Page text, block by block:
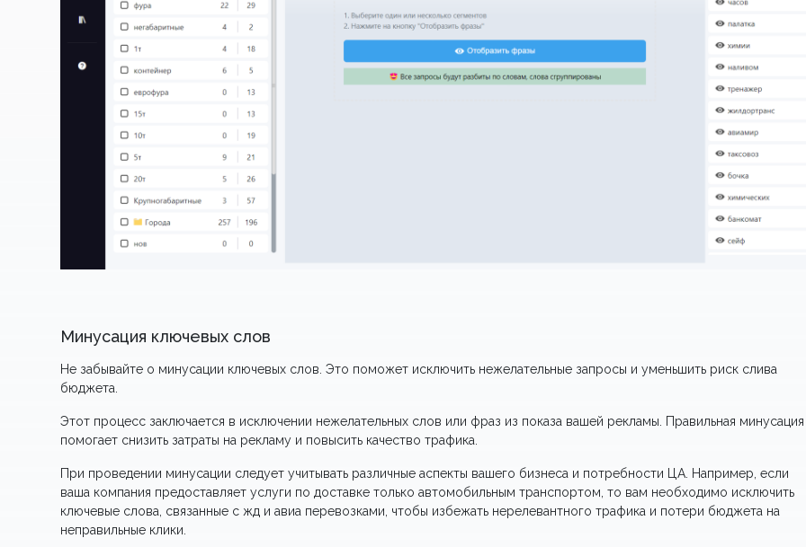
Минусация ключевых слов
Не забывайте о минусации ключевых слов. Это поможет исключить нежелательные запросы и уменьшить риск слива
бюджета.
Этот процесс заключается в исключении нежелательных слов или фраз из показа вашей рекламы. Правильная минусация
помогает снизить затраты на рекламу и повысить качество трафика.
При проведении минусации следует учитывать различные аспекты вашего бизнеса и потребности ЦА. Например, если
ваша компания предоставляет услуги по доставке только автомобильным транспортом, то вам необходимо исключить
ключевые слова, связанные с жд и авиа перевозками, чтобы избежать нерелевантного трафика и потери бюджета на
неправильные клики.